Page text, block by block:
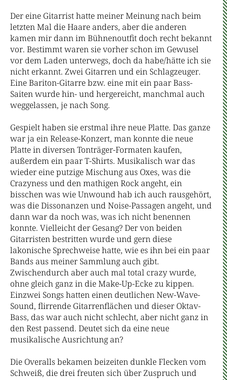
Der eine Gitarrist hatte meiner Meinung nach beim
letzten Mal die Haare anders, aber die anderen
kamen mir dann im Bühnenoutfit doch recht bekannt
vor. Bestimmt waren sie vorher schon im Gewusel
vor dem Laden unterwegs, doch da habe/hätte ich sie
nicht erkannt. Zwei Gitarren und ein Schlagzeuger.
Eine Bariton-Gitarre bzw. eine mit ein paar Bass-
Saiten wurde hin- und hergereicht, manchmal auch
weggelassen, je nach Song.
Gespielt haben sie erstmal ihre neue Platte. Das ganze
war ja ein Release-Konzert, man konnte die neue
Platte in diversen Tonträger-Formaten kaufen,
außerdem ein paar T-Shirts. Musikalisch war das
wieder eine putzige Mischung aus Oxes, was die
Crazyness und den mathigen Rock angeht, ein
bisschen was wie Unwound hab ich auch rausgehört,
was die Dissonanzen und Noise-Passagen angeht, und
dann war da noch was, was ich nicht benennen
konnte. Vielleicht der Gesang? Der von beiden
Gitarristen bestritten wurde und gern diese
lakonische Sprechweise hatte, wie es ihn bei ein paar
Bands aus meiner Sammlung auch gibt.
Zwischendurch aber auch mal total crazy wurde,
ohne gleich ganz in die Make-Up-Ecke zu kippen.
Einzwei Songs hatten einen deutlichen New-Wave-
Sound, flirrende Gitarrenflächen und dieser Oktav-
Bass, das war auch nicht schlecht, aber nicht ganz in
den Rest passend. Deutet sich da eine neue
musikalische Ausrichtung an?
Die Overalls bekamen beizeiten dunkle Flecken vom
Schweiß, die drei freuten sich über Zuspruch und